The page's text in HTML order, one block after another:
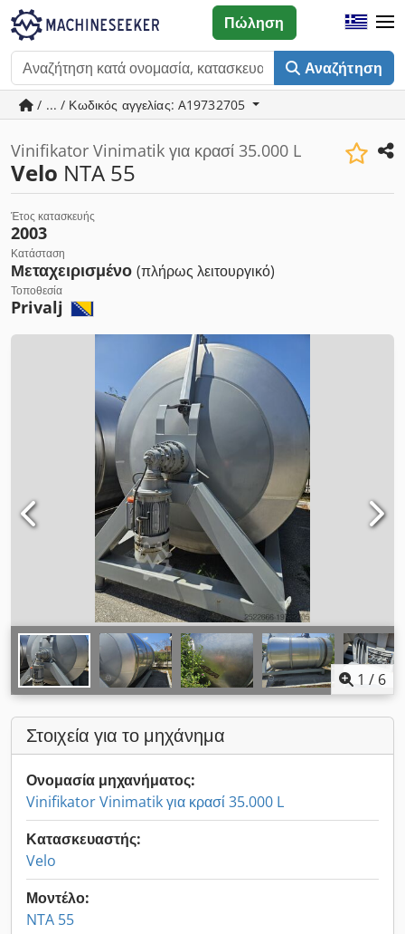
Αναζήτηση
Πώληση
/ ... / Κωδικός αγγελίας: A19732705
Vinifikator Vinimatik για κρασί 35.000 L
Velo NTA 55
Έτος κατασκευής
2003
Κατάσταση
Μεταχειρισμένο (πλήρως λειτουργικό)
Τοποθεσία
Privalj
1 / 6
Στοιχεία για το μηχάνημα
Ονομασία μηχανήματος:
Vinifikator Vinimatik για κρασί 35.000 L
Κατασκευαστής:
Velo
Μοντέλο:
NTA 55